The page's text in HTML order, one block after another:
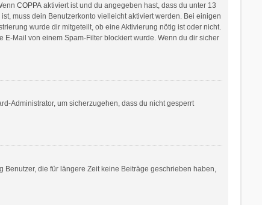
COPPAaktiviert ist und du angegeben hast, dass du unter 13
muss dein Benutzerkonto vielleicht aktiviert werden. Bei einigen
wurde dir mitgeteilt, ob eine Aktivierung nötig ist oder nicht.
Mail von einem Spam-Filter blockiert wurde. Wenn du dir sicher
Administrator, um sicherzugehen, dass du nicht gesperrt
die für längere Zeit keine Beiträge geschrieben haben,